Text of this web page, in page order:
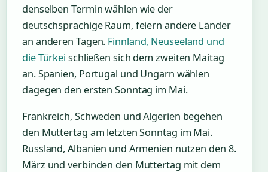
denselben Termin wählen wie der
deutschsprachige Raum, feiern andere Länder
an anderen Tagen. Finnland, Neuseeland und
die Türkei schließen sich dem zweiten Maitag
an. Spanien, Portugal und Ungarn wählen
dagegen den ersten Sonntag im Mai.
Frankreich, Schweden und Algerien begehen
den Muttertag am letzten Sonntag im Mai.
Russland, Albanien und Armenien nutzen den 8.
März und verbinden den Muttertag mit dem